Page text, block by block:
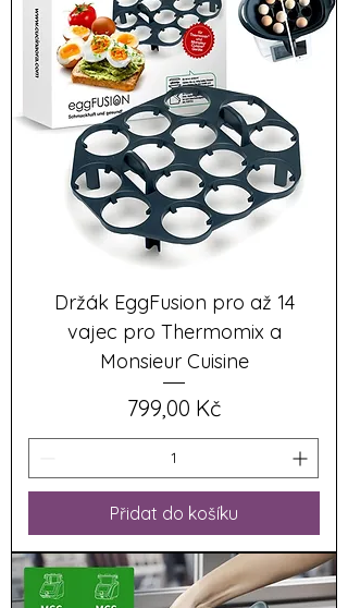
Držák EggFusion pro až 14
vajec pro Thermomix a
Monsieur Cuisine
Cena
799,00 Kč
Přidat do košíku